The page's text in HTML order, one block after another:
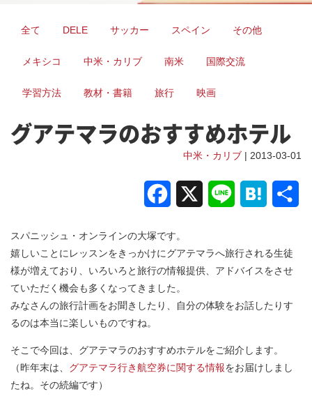
全て DELE サッカー スペイン その他
メキシコ 中米・カリブ 南米 国際交流
学習方法 教材・書籍 旅行 映画
グアテマラのおすすめホテル
中米・カリブ | 2013-03-01
Facebook Line Hatena
スパニッシュ・オンラインの大塚です。
嬉しいことにレッスンをきっかけにグアテマラへ旅行される生徒
様が増えており、いろいろと旅行の情報提供、アドバイスをさせ
ていただく機会も多くなってきました。
みなさんの旅行計画をお聞きしたり、自分の体験をお話したりす
るのは本当に楽しいものですね。
そこで今回は、グアテマラのおすすめホテルをご紹介します。
（昨年末は、 グアテマラ行き航空券に関する情報をお届けしまし
たね。その続編です）